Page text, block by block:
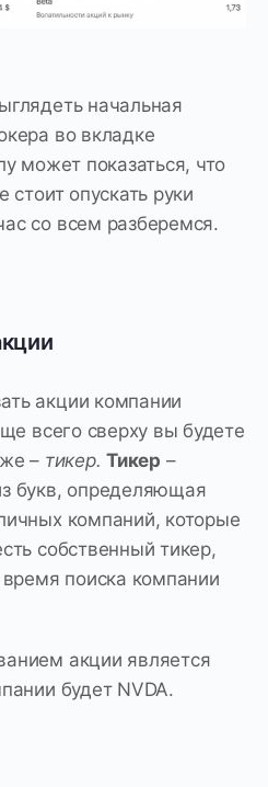
начальная
во вкладке
может показаться, что
опускать руки
со всем разберемся.
акции компании
всего сверху вы будете
– тикер. Тикер –
букв, определяющая
компаний, которые
собственный тикер,
время поиска компании
акции является
будет NVDA.